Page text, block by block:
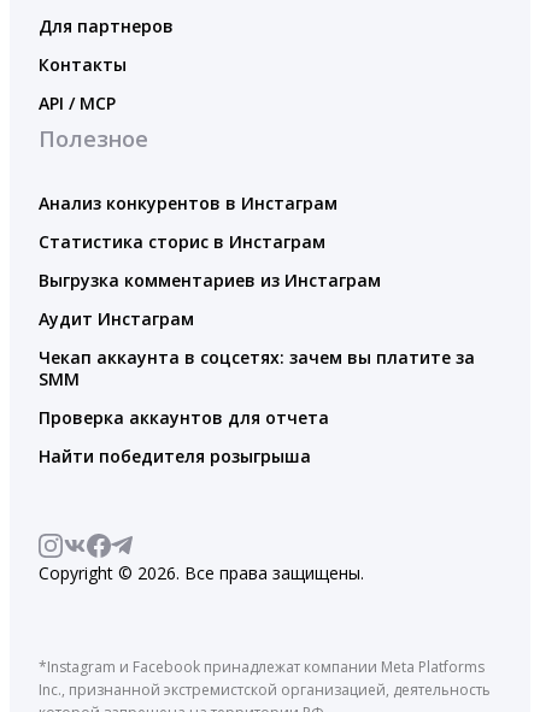
Для партнеров
Контакты
API / MCP
Полезное
Анализ конкурентов в Инстаграм
Статистика сторис в Инстаграм
Выгрузка комментариев из Инстаграм
Аудит Инстаграм
Чекап аккаунта в соцсетях: зачем вы платите за
SMM
Проверка аккаунтов для отчета
Найти победителя розыгрыша
Copyright © 2026. Все права защищены.
*Instagram и Facebook принадлежат компании Meta Platforms
Inc., признанной экстремистской организацией, деятельность